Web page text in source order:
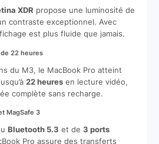
XDR propose une luminosité de
contraste exceptionnel. Avec
est plus fluide que jamais.
22 heures
du M3, le MacBook Pro atteint
22 heuresen lecture vidéo,
complète sans recharge.
MagSafe 3
Bluetooth 5.3 et de 3 ports
Pro assure des transferts